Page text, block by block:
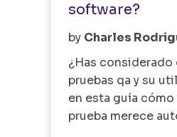
software?
by Charles
¿Has
pruebas qa y su
en esta guía
prueba merece